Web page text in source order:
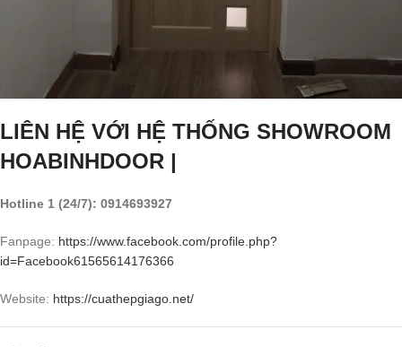
LIÊN HỆ VỚI HỆ THỐNG SHOWROOM
HOABINHDOOR |
Hotline 1 (24/7): 0914693927
Fanpage: https://www.facebook.com/profile.php?
id=Facebook61565614176366
Website: https://cuathepgiago.net/